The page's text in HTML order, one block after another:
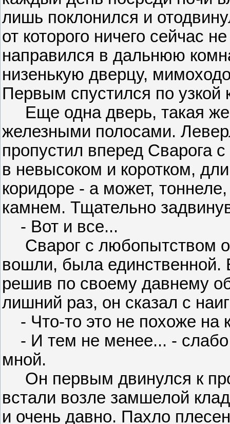
лишь поклонился и
от которого ничего сейчас
направился в дальнюю
низенькую дверцу,
Первым спустился по узкой
Еще одна дверь, такая же
железными полосами.
пропустил вперед Сварога
в невысоком и коротком,
коридоре - а может,
камнем. Тщательно
- Вот и все...
Сварог с любопытством
вошли, была единственной.
решив по своему давнему
лишний раз, он сказал с
- Что-то это не похоже на
- И тем не менее... - слабо
мной.
Он первым двинулся к
встали возле замшелой
и очень давно. Пахло